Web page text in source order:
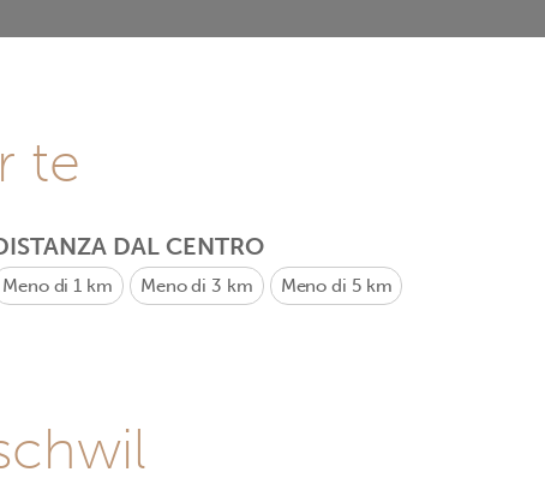
te
DAL CENTRO
Meno di 1 km Meno di 3 km Meno di 5 km